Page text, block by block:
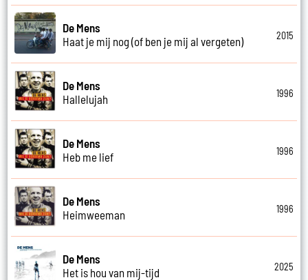
De Mens
Haat je mij nog (of ben je mij al vergeten)
2015
De Mens
Hallelujah
1996
De Mens
Heb me lief
1996
De Mens
Heimweeman
1996
De Mens
Het is hou van mij-tijd
2025